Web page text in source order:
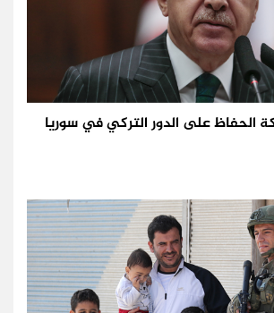
الحفاظ على الدور التركي في سوريا